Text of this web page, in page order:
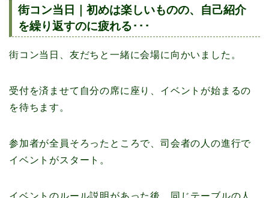
街コン当日｜初めは楽しいものの、自己紹介
を繰り返すのに疲れる･･･
街コン当日、友だちと一緒に会場に向かいました。
受付を済ませて自分の席に座り、イベントが始まるの
を待ちます。
参加者が全員そろったところで、司会者の人の進行で
イベントがスタート。
イベントのルール説明があった後、同じテーブルの人